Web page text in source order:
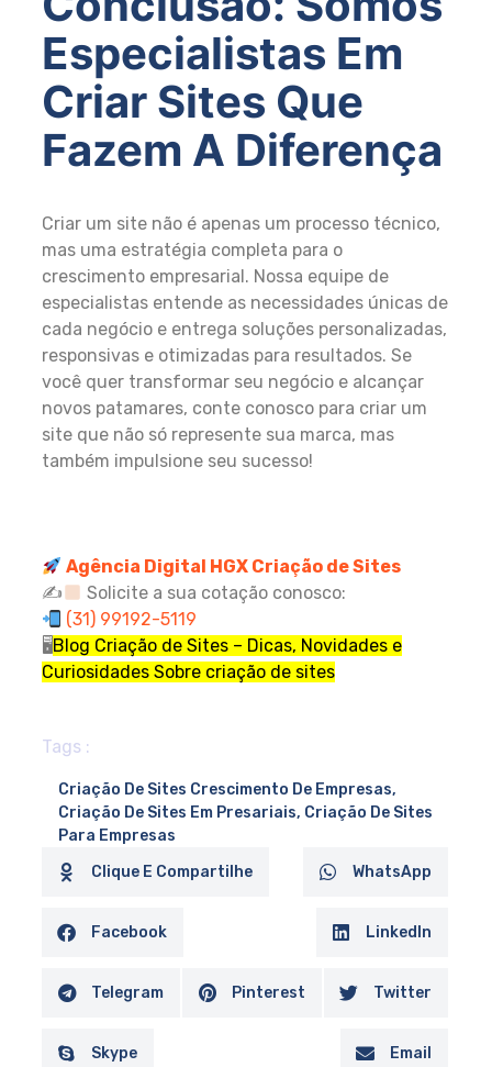
Especialistas Em
Criar Sites Que
Fazem A Diferença
Criar um site não é apenas um processo técnico,
mas uma estratégia completa para o
crescimento empresarial. Nossa equipe de
especialistas entende as necessidades únicas de
cada negócio e entrega soluções personalizadas,
responsivas e otimizadas para resultados. Se
você quer transformar seu negócio e alcançar
novos patamares, conte conosco para criar um
site que não só represente sua marca, mas
também impulsione seu sucesso!
Agência Digital HGX Criação de Sites
✍
Solicite a sua cotação conosco:
(31) 99192-5119
🖥Blog Criação de Sites – Dicas, Novidades e
Curiosidades Sobre criação de sites
Tags :
Criação De Sites Crescimento De Empresas,
Criação De Sites Em Presariais, Criação De Sites
Para Empresas
Clique E Compartilhe
WhatsApp
Facebook LinkedIn
Telegram Pinterest Twitter
Skype Email